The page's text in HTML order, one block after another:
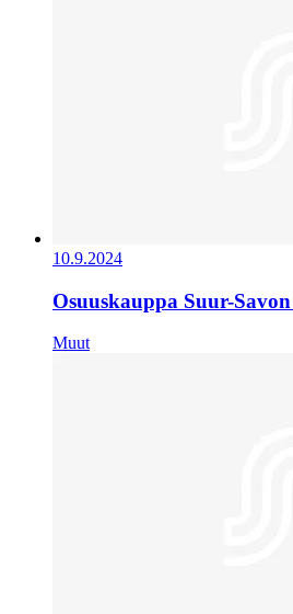
10.9.2024
Osuuskauppa Suur-
Muut